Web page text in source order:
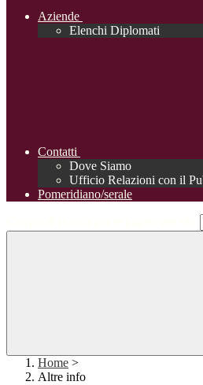
Aziende
Elenchi Diplomati
Contatti
Dove Siamo
Ufficio Relazioni con il
Pomeridiano/serale
Home >
Altre info